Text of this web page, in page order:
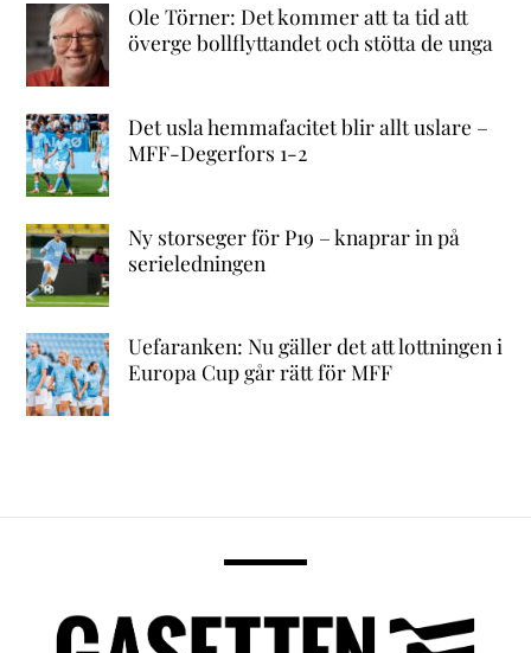
Ole Törner: Det kommer att ta tid att
överge bollflyttandet och stötta de unga
Det usla hemmafacitet blir allt uslare –
MFF-Degerfors 1-2
Ny storseger för P19 – knaprar in på
serieledningen
Uefaranken: Nu gäller det att lottningen i
Europa Cup går rätt för MFF